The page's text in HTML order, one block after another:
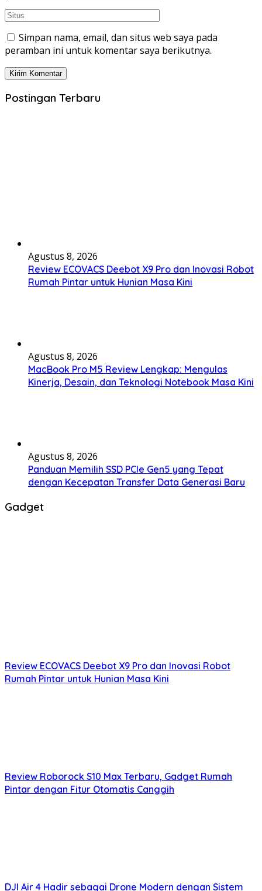
Simpan nama, email, dan situs web saya pada
peramban ini untuk komentar saya berikutnya.
Postingan Terbaru
Agustus 8, 2026
Review ECOVACS Deebot X9 Pro dan Inovasi Robot
Rumah Pintar untuk Hunian Masa Kini
Agustus 8, 2026
MacBook Pro M5 Review Lengkap: Mengulas
Kinerja, Desain, dan Teknologi Notebook Masa Kini
Agustus 8, 2026
Panduan Memilih SSD PCIe Gen5 yang Tepat
dengan Kecepatan Transfer Data Generasi Baru
Gadget
Review ECOVACS Deebot X9 Pro dan Inovasi Robot
Rumah Pintar untuk Hunian Masa Kini
Review Roborock S10 Max Terbaru, Gadget Rumah
Pintar dengan Fitur Otomatis Canggih
DJI Air 4 Hadir sebagai Drone Modern dengan Sistem